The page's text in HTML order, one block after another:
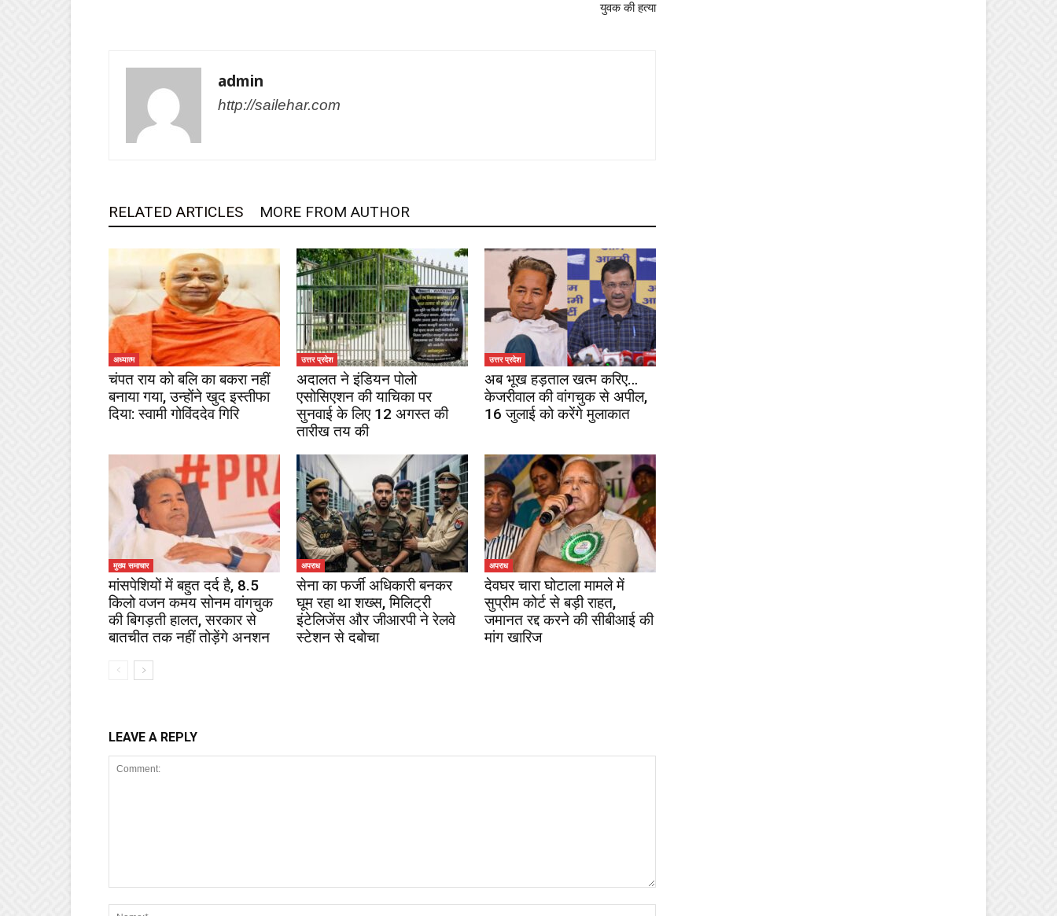
युवक की हत्या
admin
http://sailehar.com
RELATED ARTICLES MORE FROM AUTHOR
अध्यात्म
चंपत राय को बलि का बकरा नहीं
बनाया गया, उन्होंने खुद इस्तीफा
दिया: स्वामी गोविंददेव गिरि
उत्तर प्रदेश
अदालत ने इंडियन पोलो
एसोसिएशन की याचिका पर
सुनवाई के लिए 12 अगस्त की
तारीख तय की
उत्तर प्रदेश
अब भूख हड़ताल खत्म करिए…
केजरीवाल की वांगचुक से अपील,
16 जुलाई को करेंगे मुलाकात
मुख्य समाचार
मांसपेशियों में बहुत दर्द है, 8.5
किलो वजन कमय सोनम वांगचुक
की बिगड़ती हालत, सरकार से
बातचीत तक नहीं तोड़ेंगे अनशन
अपराध
सेना का फर्जी अधिकारी बनकर
घूम रहा था शख्स, मिलिट्री
इंटेलिजेंस और जीआरपी ने रेलवे
स्टेशन से दबोचा
अपराध
देवघर चारा घोटाला मामले में
सुप्रीम कोर्ट से बड़ी राहत,
जमानत रद्द करने की सीबीआई की
मांग खारिज
LEAVE A REPLY